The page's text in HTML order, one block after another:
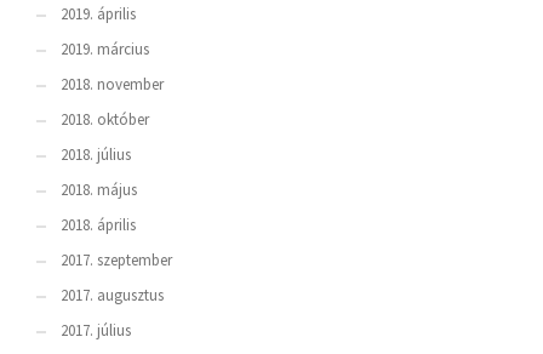
2019. április
2019. március
2018. november
2018. október
2018. július
2018. május
2018. április
2017. szeptember
2017. augusztus
2017. július